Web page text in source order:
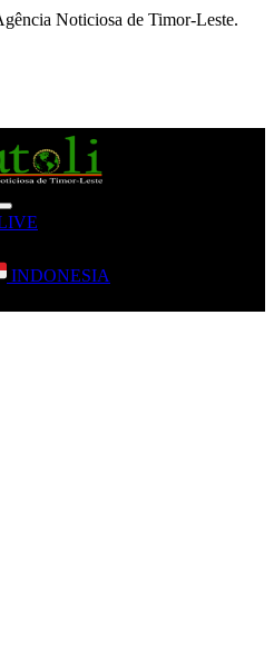
Noticiosa de Timor-Leste.
INDONESIA